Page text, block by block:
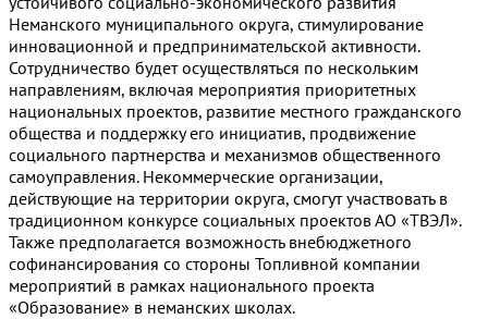
Неманского муниципального округа, стимулирование
инновационной и предпринимательской активности.
Сотрудничество будет осуществляться по нескольким
направлениям, включая мероприятия приоритетных
национальных проектов, развитие местного гражданского
общества и поддержку его инициатив, продвижение
социального партнерства и механизмов общественного
самоуправления. Некоммерческие организации,
действующие на территории округа, смогут участвовать в
традиционном конкурсе социальных проектов АО «ТВЭЛ».
Также предполагается возможность внебюджетного
софинансирования со стороны Топливной компании
мероприятий в рамках национального проекта
«Образование» в неманских школах.